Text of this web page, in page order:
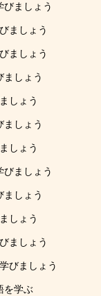
ましょう
ましょう
ましょう
ましょう
しょう
ましょう
しょう
ましょう
ましょう
しょう
ましょう
びましょう
を学ぶ